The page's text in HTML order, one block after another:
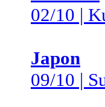
02/10 |
Japon
09/10 |